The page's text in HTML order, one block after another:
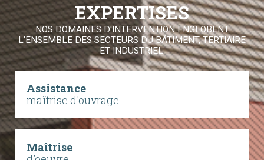
EXPERTISES
NOS DOMAINES D'INTERVENTION ENGLOBENT
L’ENSEMBLE DES SECTEURS DU BÂTIMENT, TERTIAIRE
ET INDUSTRIEL.
Assistance
maîtrise d'ouvrage
Maîtrise